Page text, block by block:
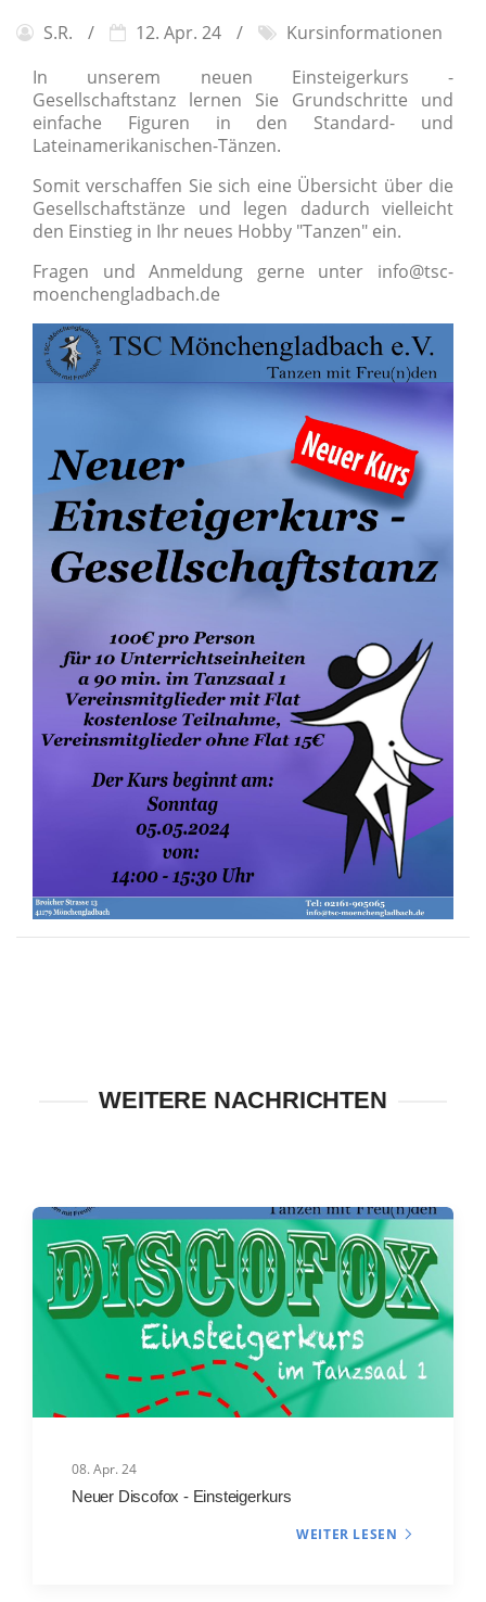
S.R. 12. Apr. 24
Kursinformationen
In unserem neuen Einsteigerkurs -
Gesellschaftstanz lernen Sie Grundschritte und
einfache Figuren in den Standard- und
Lateinamerikanischen-Tänzen.
Somit verschaffen Sie sich eine Übersicht über die
Gesellschaftstänze und legen dadurch vielleicht
den Einstieg in Ihr neues Hobby "Tanzen" ein.
Fragen und Anmeldung gerne unter info@tsc-
moenchengladbach.de
WEITERE NACHRICHTEN
08. Apr. 24
Neuer Discofox - Einsteigerkurs
WEITER LESEN